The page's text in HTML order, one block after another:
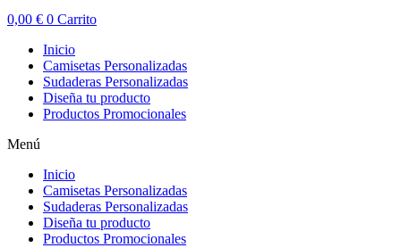
0,00 € 0 Carrito
Inicio
Camisetas Personalizadas
Sudaderas Personalizadas
Diseña tu producto
Productos Promocionales
Menú
Inicio
Camisetas Personalizadas
Sudaderas Personalizadas
Diseña tu producto
Productos Promocionales